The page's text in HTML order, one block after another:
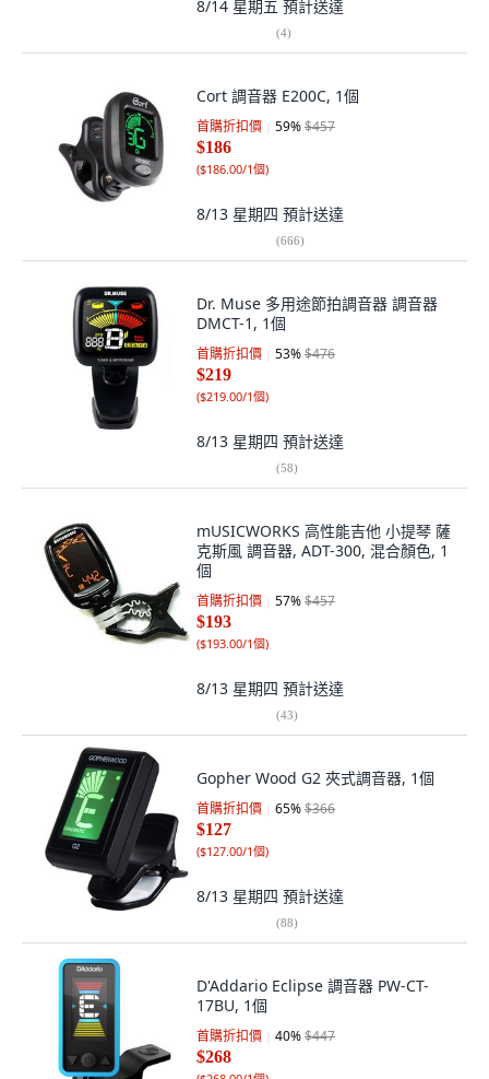
8/14 星期五 預計送達
(4)
Cort 調音器 E200C, 1個
首購折扣價 59%$457
$186
($186.00/1個)
8/13 星期四 預計送達
(666)
Dr. Muse 多用途節拍調音器 調音器
DMCT-1, 1個
首購折扣價 53%$476
$219
($219.00/1個)
8/13 星期四 預計送達
(58)
mUSICWORKS 高性能吉他 小提琴 薩
克斯風 調音器, ADT-300, 混合顏色, 1
個
首購折扣價 57%$457
$193
($193.00/1個)
8/13 星期四 預計送達
(43)
Gopher Wood G2 夾式調音器, 1個
首購折扣價 65%$366
$127
($127.00/1個)
8/13 星期四 預計送達
(88)
D'Addario Eclipse 調音器 PW-CT-
17BU, 1個
首購折扣價 40%$447
$268